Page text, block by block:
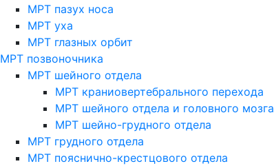
МРТ пазух носа
МРТ уха
МРТ глазных орбит
МРТ позвоночника
МРТ шейного отдела
МРТ краниовертебрального перехода
МРТ шейного отдела и головного мозга
МРТ шейно-грудного отдела
МРТ грудного отдела
МРТ пояснично-крестцового отдела